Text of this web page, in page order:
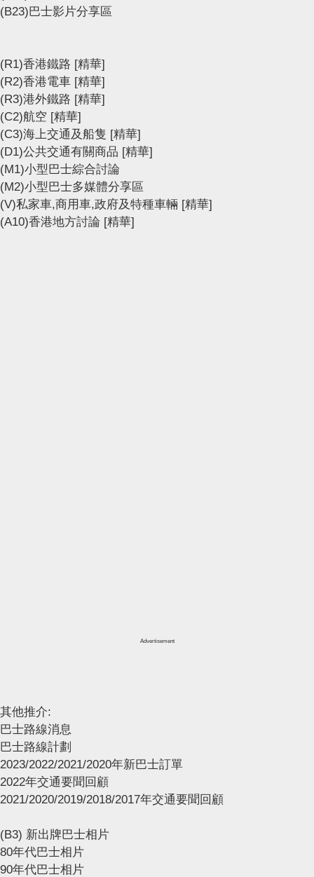
(B23)巴士影片分享區
(R1)香港鐵路 [精華]
(R2)香港電車 [精華]
(R3)港外鐵路 [精華]
(C2)航空 [精華]
(C3)海上交通及船隻 [精華]
(D1)公共交通有關商品 [精華]
(M1)小型巴士綜合討論
(M2)小型巴士多媒體分享區
(V)私家車,商用車,政府及特種車輛 [精華]
(A10)香港地方討論 [精華]
Advertisement
其他推介:
巴士路線消息
巴士路線計劃
2023/2022/2021/2020年新巴士訂單
2022年交通要聞回顧
2021/2020/2019/2018/2017年交通要聞回顧
(B3) 新出牌巴士相片
80年代巴士相片
90年代巴士相片